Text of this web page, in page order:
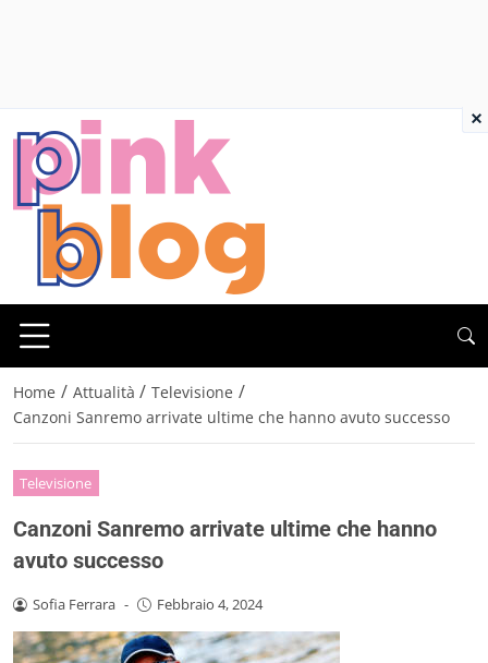
Home / Attualità / Televisione /
Canzoni Sanremo arrivate ultime che hanno avuto successo
Televisione
Canzoni Sanremo arrivate ultime che hanno
avuto successo
Sofia Ferrara - Febbraio 4, 2024
×